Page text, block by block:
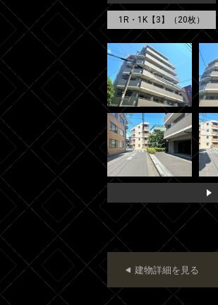
1R・1K【3】（20枚）
建物詳細を見る